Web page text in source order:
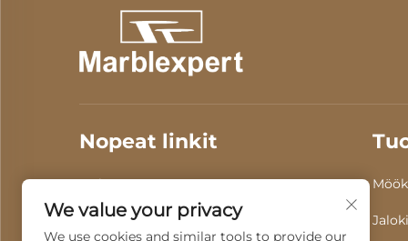
Nopeat linkit
Meistä Tuotteet
Video Uutiset
We value your privacy
We use cookies and similar tools to provide our